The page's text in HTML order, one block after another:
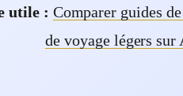
utile : Comparer guides
de voyage légers sur